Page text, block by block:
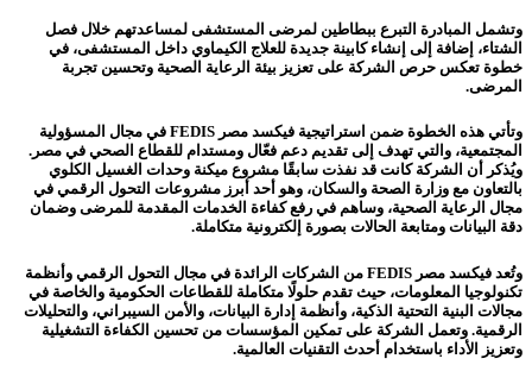
وتشمل المبادرة التبرع ببطاطين لمرضى المستشفى لمساعدتهم خلال فصل
الشتاء، إضافة إلى إنشاء كابينة جديدة للعلاج الكيماوي داخل المستشفى، في
خطوة تعكس حرص الشركة على تعزيز بيئة الرعاية الصحية وتحسين تجربة
المرضى.
وتأتي هذه الخطوة ضمن استراتيجية فيكسد مصر FEDIS في مجال المسؤولية
المجتمعية، والتي تهدف إلى تقديم دعم فعّال ومستدام للقطاع الصحي في مصر.
ويُذكر أن الشركة كانت قد نفذت سابقًا مشروع ميكنة وحدات الغسيل الكلوي
بالتعاون مع وزارة الصحة والسكان، وهو أحد أبرز مشروعات التحول الرقمي في
مجال الرعاية الصحية، وساهم في رفع كفاءة الخدمات المقدمة للمرضى وضمان
دقة البيانات ومتابعة الحالات بصورة إلكترونية متكاملة.
وتُعد فيكسد مصر FEDIS من الشركات الرائدة في مجال التحول الرقمي وأنظمة
تكنولوجيا المعلومات، حيث تقدم حلولًا متكاملة للقطاعات الحكومية والخاصة في
مجالات البنية التحتية الذكية، وأنظمة إدارة البيانات، والأمن السيبراني، والتحليلات
الرقمية. وتعمل الشركة على تمكين المؤسسات من تحسين الكفاءة التشغيلية
وتعزيز الأداء باستخدام أحدث التقنيات العالمية.